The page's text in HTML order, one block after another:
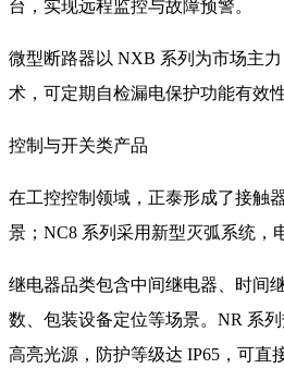
台，实现远程监控与故障预警。
微型断路器以 NXB 系列为市场主
术，可定期自检漏电保护功能有效
控制与开关类产品
在工控控制领域，正泰形成了接触
景；NC8 系列采用新型灭弧系统，
继电器品类包含中间继电器、时间
数、包装设备定位等场景。NR 系
高亮光源，防护等级达 IP65，可直